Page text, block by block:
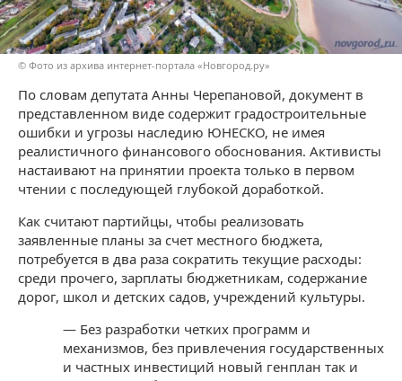
© Фото из архива интернет-портала «Новгород.ру»
По словам депутата Анны Черепановой, документ в
представленном виде содержит градостроительные
ошибки и угрозы наследию ЮНЕСКО, не имея
реалистичного финансового обоснования. Активисты
настаивают на принятии проекта только в первом
чтении с последующей глубокой доработкой.
Как считают партийцы, чтобы реализовать
заявленные планы за счет местного бюджета,
потребуется в два раза сократить текущие расходы:
среди прочего, зарплаты бюджетникам, содержание
дорог, школ и детских садов, учреждений культуры.
— Без разработки четких программ и
механизмов, без привлечения государственных
и частных инвестиций новый генплан так и